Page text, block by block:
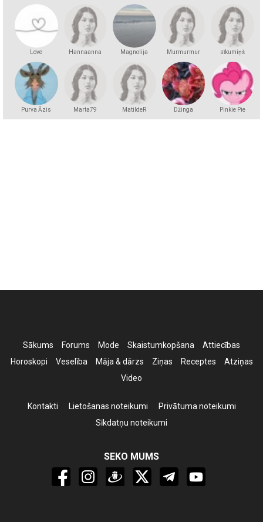
Love Hannaanna Magnolija Murmurmur sīkumiņš
Purva Āzis Marta79 MatildeR Džinga Pinkie Pie
Sākums Forums Mode Skaistumkopšana
Attiecības
Horoskopi
Veselība Māja & dārzs Ziņas Receptes
Atziņas
Video
Kontakti Lietošanas noteikumi
Privātuma noteikumi
Sīkdatņu noteikumi
SEKO MUMS